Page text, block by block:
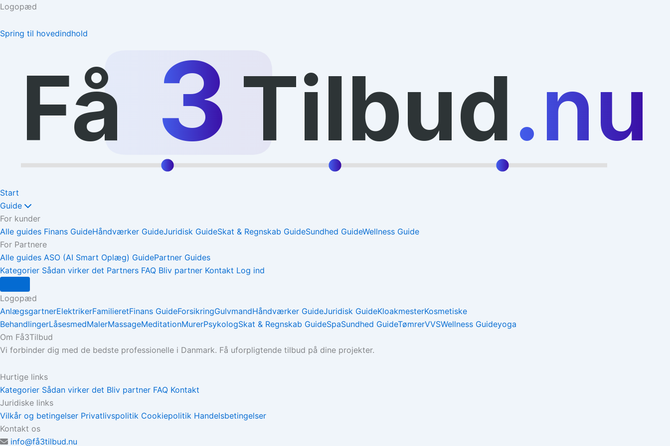
Logopæd
Spring til hovedindhold
Få 3 Tilbud.nu
Start
Guide
For kunder
Alle guides Finans GuideHåndværker GuideJuridisk GuideSkat & Regnskab GuideSundhed GuideWellness Guide
For Partnere
Alle guides ASO (AI Smart Oplæg) GuidePartner Guides
Kategorier Sådan virker det Partners FAQ Bliv partner Kontakt Log ind
Logopæd
AnlægsgartnerElektrikerFamilieretFinans GuideForsikringGulvmandHåndværker GuideJuridisk GuideKloakmesterKosmetiske
BehandlingerLåsesmedMalerMassageMeditationMurerPsykologSkat & Regnskab GuideSpaSundhed GuideTømrerVVSWellness Guideyoga
Om Få3Tilbud
Vi forbinder dig med de bedste professionelle i Danmark. Få uforpligtende tilbud på dine projekter.
Hurtige links
Kategorier Sådan virker det Bliv partner FAQ Kontakt
Juridiske links
Vilkår og betingelser Privatlivspolitik Cookiepolitik Handelsbetingelser
Kontakt os
info@få3tilbud.nu